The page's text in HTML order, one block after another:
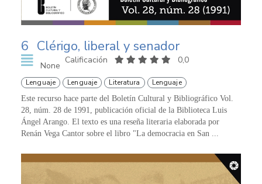
6 Clérigo, liberal y senador
None
Calificación 0,0
Lenguaje Lenguaje Literatura Lenguaje
Este recurso hace parte del Boletín Cultural y Bibliográfico Vol.
28, núm. 28 de 1991, publicación oficial de la Biblioteca Luis
Ángel Arango. El texto es una reseña literaria elaborada por
Renán Vega Cantor sobre el libro "La democracia en San ...